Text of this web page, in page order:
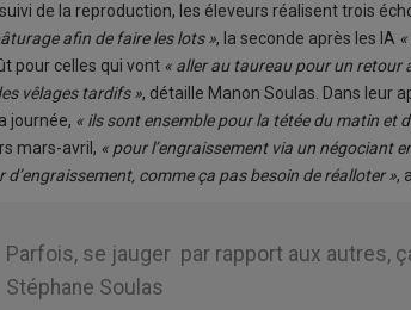
de la reproduction, les éleveurs réalisent trois
afin de faire les lots », la seconde après les IA
pour celles qui vont « aller au taureau pour un retour
vêlages tardifs », détaille Manon Soulas. Dans leur
journée, « ils sont ensemble pour la tétée du matin et
mars-avril, « pour l’engraissement via un négociant
d’engraissement, comme ça pas besoin de réalloter »,
Parfois, se jauger par rapport aux autres,
Stéphane Soulas